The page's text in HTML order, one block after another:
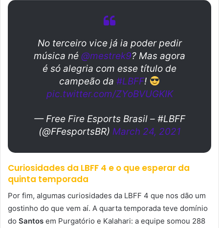
No terceiro vice já ia poder pedir
música né @mestrek9? Mas agora
é só alegria com esse título de
campeão da#LBFF!
pic.twitter.com/ZYoBVUGKIK
— Free Fire Esports Brasil – #LBFF
(@FFesportsBR) March 24, 2021
Curiosidades da LBFF 4 e o que esperar da
quinta temporada
Por fim, algumas curiosidades da LBFF 4 que nos dão um
gostinho do que vem aí. A quarta temporada teve domínio
do Santos em Purgatório e Kalahari: a equipe somou 288